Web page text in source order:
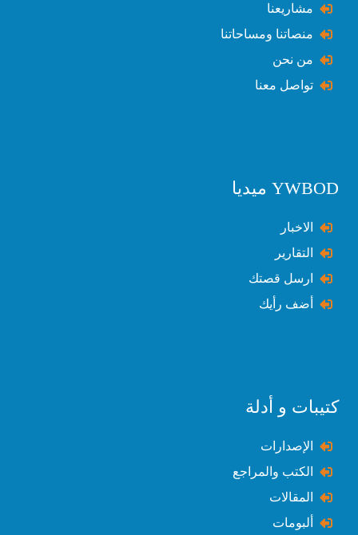
مشاريعنا
منصاتنا ومساحاتنا
من نحن
تواصل معنا
YWBOD ميديا
الاخبار
التقارير
ارسل قصتك
أضف رأيك
كتيبات و أدلة
الإصدارات
الكتب والمراجع
المقالات
ألبومات